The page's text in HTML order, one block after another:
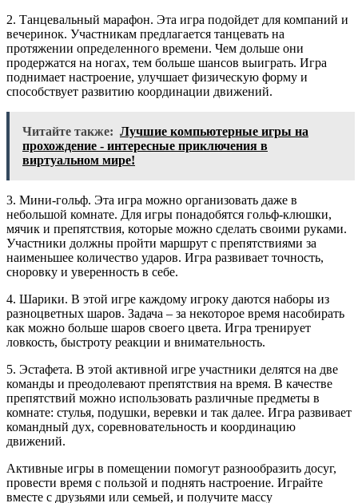
2. Танцевальный марафон. Эта игра подойдет для компаний и
вечеринок. Участникам предлагается танцевать на
протяжении определенного времени. Чем дольше они
продержатся на ногах, тем больше шансов выиграть. Игра
поднимает настроение, улучшает физическую форму и
способствует развитию координации движений.
Читайте также: Лучшие компьютерные игры на
прохождение - интересные приключения в
виртуальном мире!
3. Мини-гольф. Эта игра можно организовать даже в
небольшой комнате. Для игры понадобятся гольф-клюшки,
мячик и препятствия, которые можно сделать своими руками.
Участники должны пройти маршрут с препятствиями за
наименьшее количество ударов. Игра развивает точность,
сноровку и уверенность в себе.
4. Шарики. В этой игре каждому игроку даются наборы из
разноцветных шаров. Задача – за некоторое время насобирать
как можно больше шаров своего цвета. Игра тренирует
ловкость, быстроту реакции и внимательность.
5. Эстафета. В этой активной игре участники делятся на две
команды и преодолевают препятствия на время. В качестве
препятствий можно использовать различные предметы в
комнате: стулья, подушки, веревки и так далее. Игра развивает
командный дух, соревновательность и координацию
движений.
Активные игры в помещении помогут разнообразить досуг,
провести время с пользой и поднять настроение. Играйте
вместе с друзьями или семьей, и получите массу